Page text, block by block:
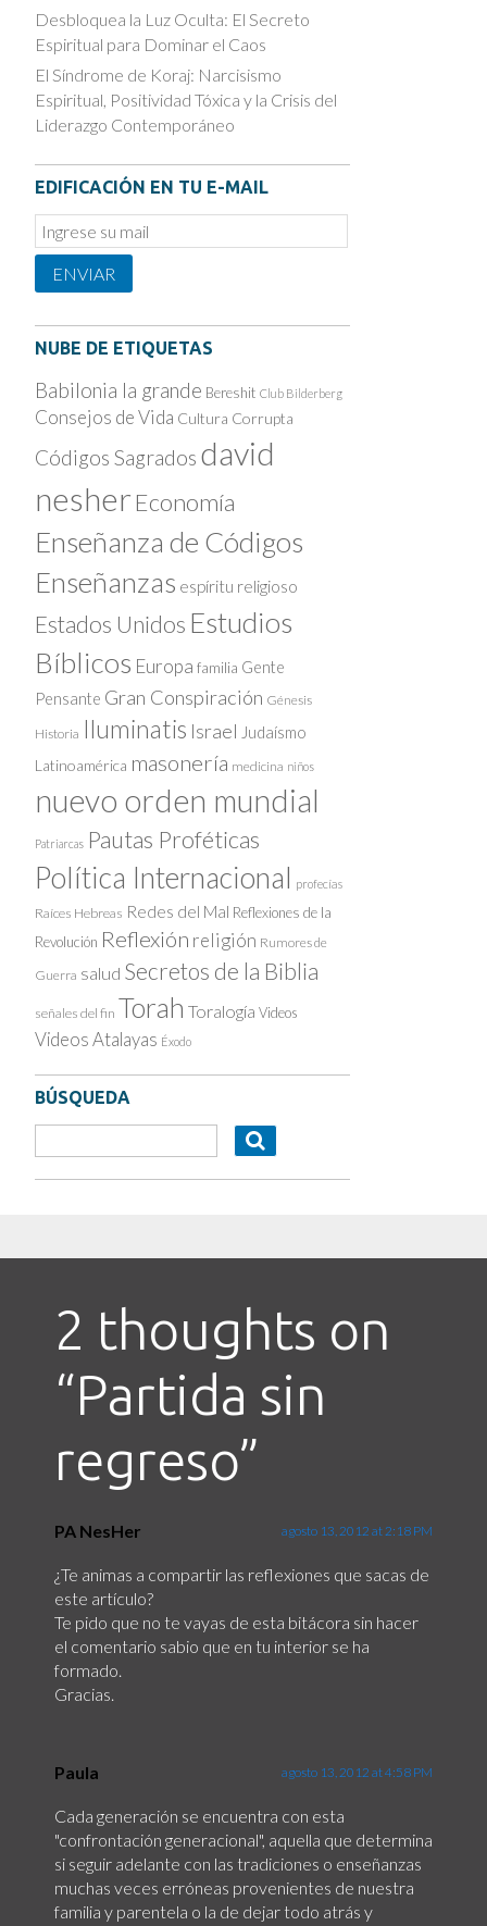
Desbloquea la Luz Oculta: El Secreto
Espiritual para Dominar el Caos
El Síndrome de Koraj: Narcisismo
Espiritual, Positividad Tóxica y la Crisis del
Liderazgo Contemporáneo
EDIFICACIÓN EN TU E-MAIL
Email
Subscription
ENVIAR
NUBE DE ETIQUETAS
Babilonia la grande Bereshit Club Bilderberg
Consejos de Vida Cultura Corrupta
Códigos Sagrados david
nesher Economía
Enseñanza de Códigos
Enseñanzas espíritu religioso
Estados Unidos Estudios
Bíblicos Europa familia Gente
Pensante Gran Conspiración Génesis
Historia Iluminatis Israel Judaísmo
Latinoamérica masonería medicina niños
nuevo orden mundial
Patriarcas Pautas Proféticas
Política Internacional profecías
Raíces Hebreas Redes del Mal Reflexiones de la
Revolución Reflexión religión Rumores de
Guerra salud Secretos de la Biblia
señales del fin Torah Toralogía Videos
Videos Atalayas Éxodo
BÚSQUEDA
2 thoughts on
“Partida sin
regreso”
PA NesHer agosto 13, 2012 at 2:18 PM
¿Te animas a compartir las reflexiones que sacas de
este artículo?
Te pido que no te vayas de esta bitácora sin hacer
el comentario sabio que en tu interior se ha
formado.
Gracias.
Paula agosto 13, 2012 at 4:58 PM
Cada generación se encuentra con esta
"confrontación generacional", aquella que determina
si seguir adelante con las tradiciones o enseñanzas
muchas veces erróneas provenientes de nuestra
familia y parentela o la de dejar todo atrás y